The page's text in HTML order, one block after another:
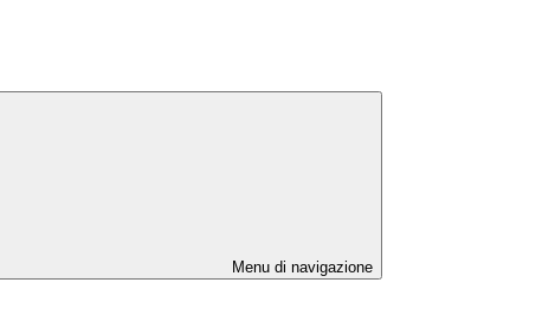
Menu di navigazione